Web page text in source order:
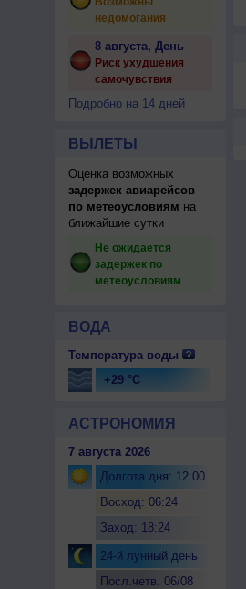
недомогания
8 августа, День
Риск ухудшения
самочувствия
Подробно на 14 дней
ВЫЛЕТЫ
Оценка возможных
задержек авиарейсов
по метеоусловиям на
ближайшие сутки
Не ожидается
задержек по
метеоусловиям
ВОДА
Температура воды
+29 °C
АСТРОНОМИЯ
7 августа 2026
Долгота дня: 12:00
Восход: 06:24
Заход: 18:24
24-й лунный день
Посл.четв. 06/08